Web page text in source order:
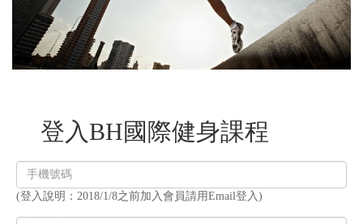
登入BH國際健身課程
入
帳
號
(登入說明：2018/1/8之前加入會員請用Email登入)